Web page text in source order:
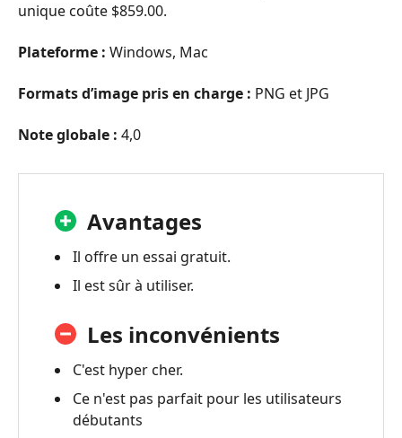
unique coûte $859.00.
Plateforme : Windows, Mac
Formats d’image pris en charge : PNG et JPG
Note globale : 4,0
Avantages
Il offre un essai gratuit.
Il est sûr à utiliser.
Les inconvénients
C'est hyper cher.
Ce n'est pas parfait pour les utilisateurs
débutants